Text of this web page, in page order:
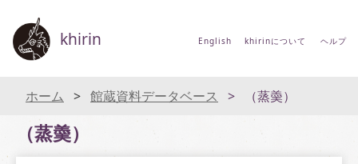
khirin English khirinについて ヘルプ
ホーム 館蔵資料データベース （蒸羮）
（蒸羮）